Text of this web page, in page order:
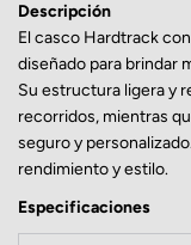
Descripción
El casco Hardtrack
diseñado para brindar
Su estructura ligera y
recorridos, mientras
seguro y
rendimiento y estilo.
Especificaciones